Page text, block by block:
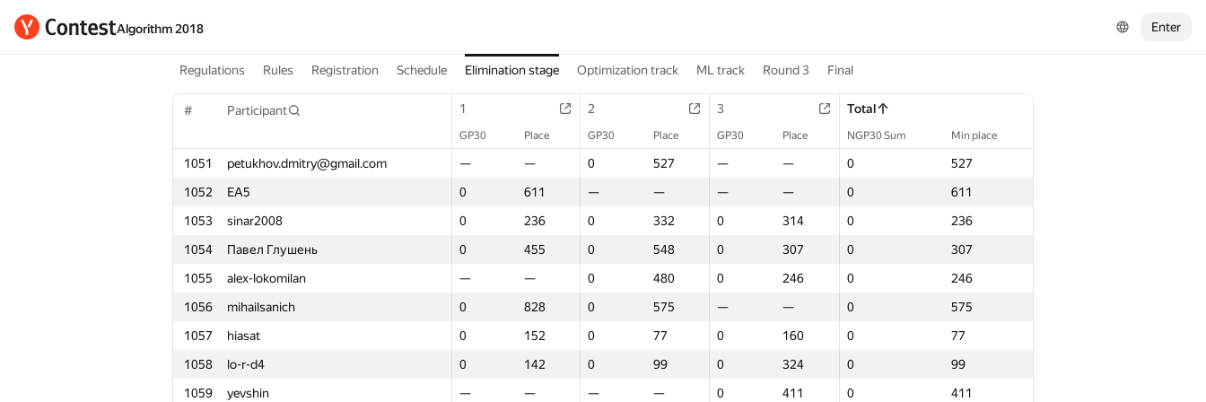
Algorithm 2018 Enter
Regulations Rules Registration Schedule Elimination stage Optimization track ML track Round 3 Final
# Participant 1 2 3 Total
GP30 Place GP30 Place GP30 Place NGP30 Sum Min place
1051 petukhov.dmitry@gmail.com — — 0 527 — — 0
527
1052
EA5 0 611 — — — — 0
611
1053
sinar2008 0 236 0 332 0 314 0
236
1054
Павел Глушень 0 455 0 548 0 307 0
307
1055
alex-lokomilan — — 0 480 0 246 0
246
1056
mihailsanich 0 828 0 575 — — 0
575
1057
hiasat 0 152 0 77 0 160 0
77
1058
lo-r-d4 0 142 0 99 0 324 0
99
1059
yevshin — — — — 0 411 0 411